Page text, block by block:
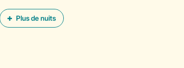
Plus de nuits